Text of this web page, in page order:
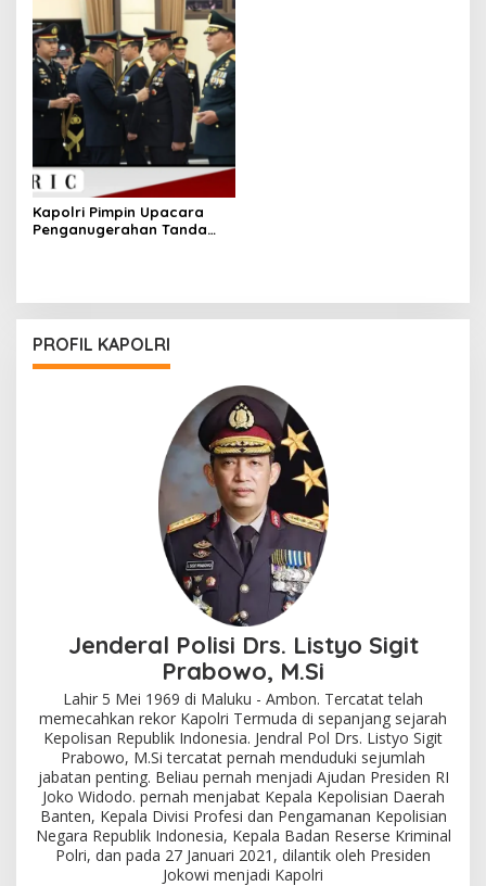
Kapolri Pimpin Upacara
Penganugerahan Tanda
PROFIL KAPOLRI
Jenderal Polisi Drs. Listyo Sigit
Prabowo, M.Si
Lahir 5 Mei 1969 di Maluku - Ambon. Tercatat telah
memecahkan rekor Kapolri Termuda di sepanjang sejarah
Kepolisan Republik Indonesia. Jendral Pol Drs. Listyo Sigit
Prabowo, M.Si tercatat pernah menduduki sejumlah
jabatan penting. Beliau pernah menjadi Ajudan Presiden RI
Joko Widodo. pernah menjabat Kepala Kepolisian Daerah
Banten, Kepala Divisi Profesi dan Pengamanan Kepolisian
Negara Republik Indonesia, Kepala Badan Reserse Kriminal
Polri, dan pada 27 Januari 2021, dilantik oleh Presiden
Jokowi menjadi Kapolri